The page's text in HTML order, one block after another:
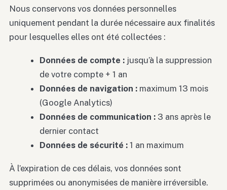
Nous conservons vos données personnelles
uniquement pendant la durée nécessaire aux finalités
pour lesquelles elles ont été collectées :
Données de compte :jusqu’à la suppression
de votre compte + 1 an
Données de navigation :maximum 13 mois
(Google Analytics)
Données de communication :3 ans après le
dernier contact
Données de sécurité :1 an maximum
À l’expiration de ces délais, vos données sont
supprimées ou anonymisées de manière irréversible.